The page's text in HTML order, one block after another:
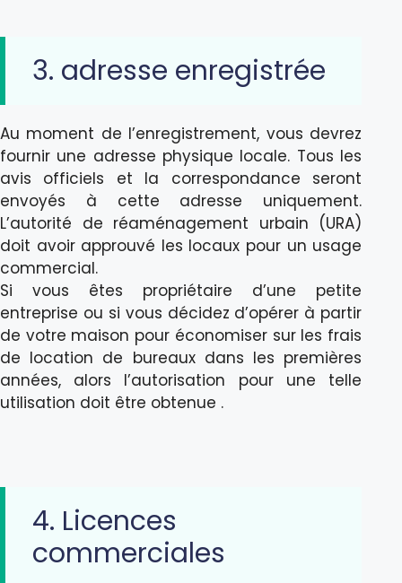
3. adresse enregistrée
Au moment de l’enregistrement, vous devrez
fournir une adresse physique locale. Tous les
avis officiels et la correspondance seront
envoyés à cette adresse uniquement.
L’autorité de réaménagement urbain (URA)
doit avoir approuvé les locaux pour un usage
commercial.
Si vous êtes propriétaire d’une petite
entreprise ou si vous décidez d’opérer à partir
de votre maison pour économiser sur les frais
de location de bureaux dans les premières
années, alors l’autorisation pour une telle
utilisation doit être obtenue .
4. Licences
commerciales